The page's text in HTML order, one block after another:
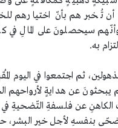
أن تُخبرهم بأنّ اختيارهم
سيحصلونَ على المالِ
به.
ثم اجتمعوا في اليوم
يبحثونَ عن هدايةٍ لأرواحهم
عن فلسفةِ التّضحيةِ في
ضحّى بنفسهِ لأجل خير